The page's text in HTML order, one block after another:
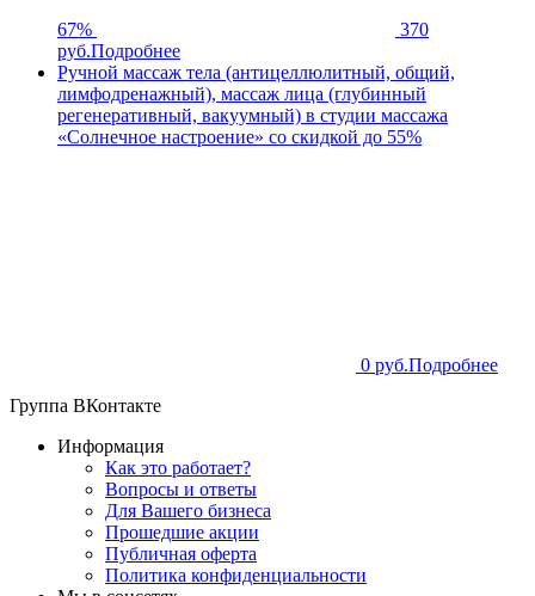
67%
370
руб.Подробнее
Ручной массаж тела (антицеллюлитный, общий,
лимфодренажный), массаж лица (глубинный
регенеративный, вакуумный) в студии массажа
«Солнечное настроение» со скидкой до 55%
0 руб.Подробнее
Группа ВКонтакте
Информация
Как это работает?
Вопросы и ответы
Для Вашего бизнеса
Прошедшие акции
Публичная оферта
Политика конфиденциальности